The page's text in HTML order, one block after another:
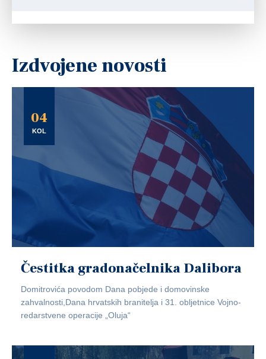
Izdvojene novosti
04
KOL
Čestitka gradonačelnika Dalibora
Domitrovića povodom Dana pobjede i domovinske
zahvalnosti,Dana hrvatskih branitelja i 31. obljetnice Vojno-
redarstvene operacije „Oluja“